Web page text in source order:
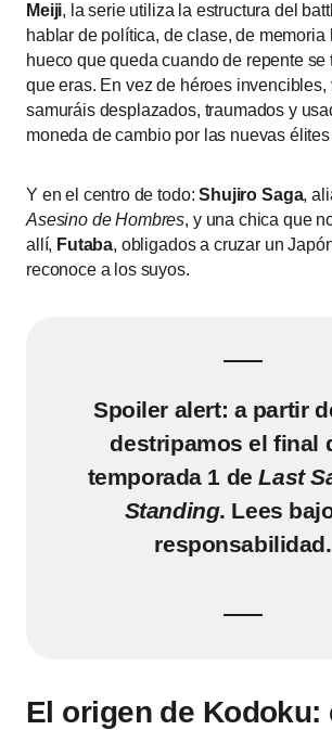
Meiji, la serie utiliza la estructura del
hablar de política, de clase, de memoria
hueco que queda cuando de repente se
que eras. En vez de héroes invencibles,
samuráis desplazados, traumados y
moneda de cambio por las nuevas
Y en el centro de todo:Shujiro Saga,
Asesino de Hombres, y una chica que
allí, Futaba, obligados a cruzar un
reconoce a los suyos.
Spoiler alert: a partir
destripamos el final
temporada 1 deLast
Standing. Lees
responsabilidad.
El origen de Kodoku: